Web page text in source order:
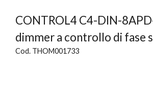
CONTROL4 C4-DIN-
dimmer a controllo di fase
Cod. THOM001733